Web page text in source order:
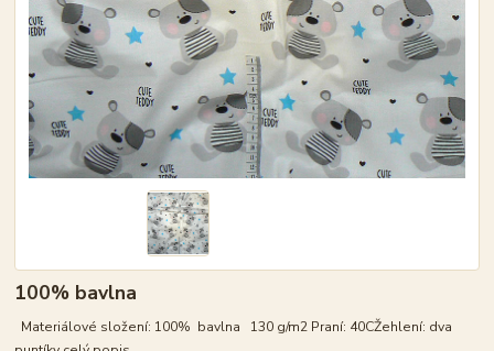
100% bavlna
Materiálové složení: 100% bavlna 130 g/m2 Praní: 40CŽehlení: dva